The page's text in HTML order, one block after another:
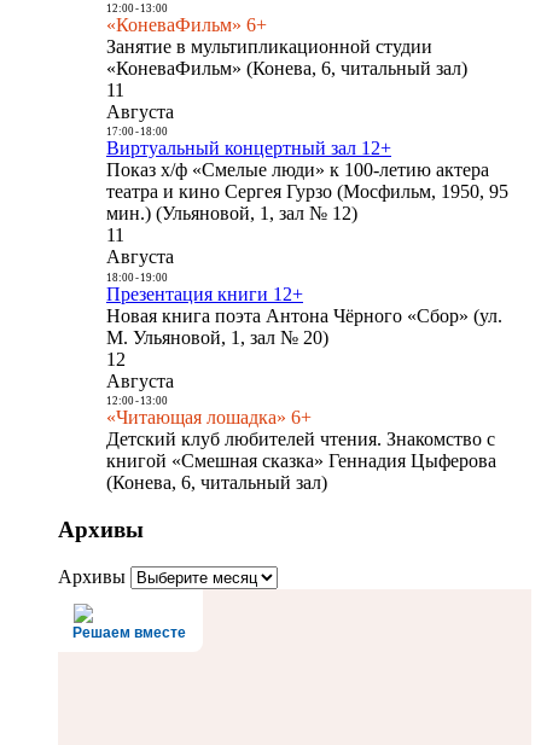
12:00- 13:00
«КоневаФильм» 6+
Занятие в мультипликационной студии
«КоневаФильм» (Конева, 6, читальный зал)
11
Августа
17:00- 18:00
Виртуальный концертный зал 12+
Показ х/ф «Смелые люди» к 100-летию актера
театра и кино Сергея Гурзо (Мосфильм, 1950, 95
мин.) (Ульяновой, 1, зал № 12)
11
Августа
18:00- 19:00
Презентация книги 12+
Новая книга поэта Антона Чёрного «Сбор» (ул.
М. Ульяновой, 1, зал № 20)
12
Августа
12:00- 13:00
«Читающая лошадка» 6+
Детский клуб любителей чтения. Знакомство с
книгой «Смешная сказка» Геннадия Цыферова
(Конева, 6, читальный зал)
Архивы
Архивы
Решаем вместе